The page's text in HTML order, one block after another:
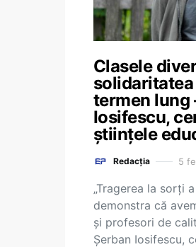
Clasele
termen lung
Iosifescu,
științele
Redacția 5
„Tragerea la sorți
demonstra că
și profesori de
Șerban Iosifescu,